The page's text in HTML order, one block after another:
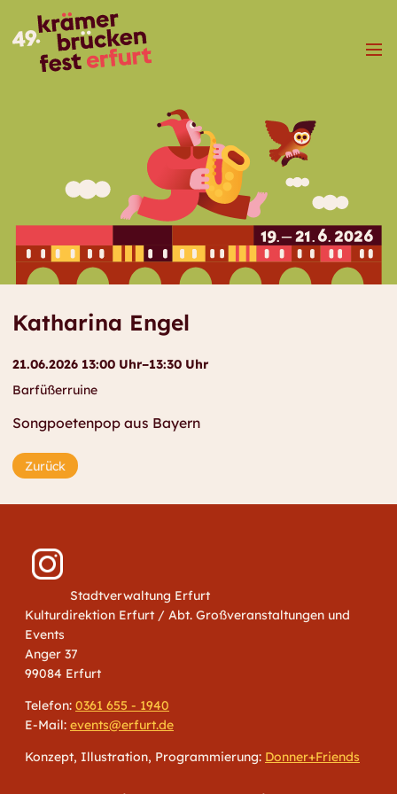
Menü
Katharina Engel
21.06.2026 13:00 Uhr–13:30 Uhr
Barfüßerruine
Songpoetenpop aus Bayern
Zurück
Stadtverwaltung Erfurt
Kulturdirektion Erfurt / Abt. Großveranstaltungen und
Events
Anger 37
99084 Erfurt
Telefon: 0361 655 - 1940
E-Mail: events@erfurt.de
Konzept, Illustration, Programmierung: Donner+Friends